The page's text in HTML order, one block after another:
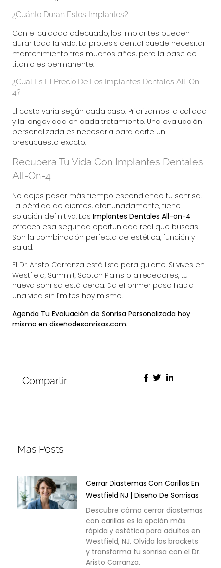
¿Cuánto Duran Estos Implantes?
Con el cuidado adecuado, los implantes pueden
durar toda la vida. La prótesis dental puede necesitar
mantenimiento tras muchos años, pero la base de
titanio es permanente.
¿Cuál Es El Precio De Los Implantes Dentales All-On-
4?
El costo varía según cada caso. Priorizamos la calidad
y la longevidad en cada tratamiento. Una evaluación
personalizada es necesaria para darte un
presupuesto exacto.
Recupera Tu Vida Con Implantes Dentales
All-On-4
No dejes pasar más tiempo escondiendo tu sonrisa.
La pérdida de dientes, afortunadamente, tiene
solución definitiva. Los Implantes Dentales All-on-4
ofrecen esa segunda oportunidad real que buscas.
Son la combinación perfecta de estética, función y
salud.
El Dr. Aristo Carranza está listo para guiarte. Si vives en
Westfield, Summit, Scotch Plains o alrededores, tu
nueva sonrisa está cerca. Da el primer paso hacia
una vida sin límites hoy mismo.
Agenda Tu Evaluación de Sonrisa Personalizada hoy
mismo en diseñodesonrisas.com.
Compartir
Más Posts
Cerrar Diastemas Con Carillas En
Westfield NJ | Diseño De Sonrisas
Descubre cómo cerrar diastemas
con carillas es la opción más
rápida y estética para adultos en
Westfield, NJ. Olvida los brackets
y transforma tu sonrisa con el Dr.
Aristo Carranza.